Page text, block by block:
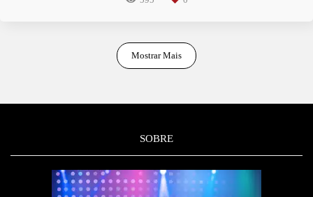
Mostrar Mais
SOBRE